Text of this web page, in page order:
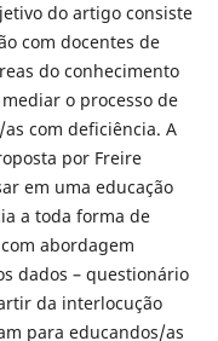
do artigo consiste
com docentes de
do conhecimento
o processo de
com deficiência. A
por Freire
em uma educação
a toda forma de
abordagem
dados – questionário
da interlocução
para educandos/as